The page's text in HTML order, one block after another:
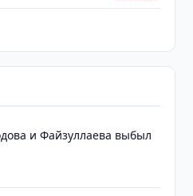
и Файзуллаева выбыл